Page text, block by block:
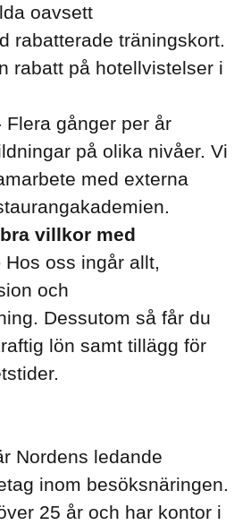
oavsett
rabatterade träningskort.
rabatt på hotellvistelser i
Flera gånger per år
på olika nivåer. Vi
med externa
villkor med
Hos oss ingår allt,
och
Dessutom så får du
lön samt tillägg för
Nordens ledande
inom besöksnäringen.
25 år och har kontor i